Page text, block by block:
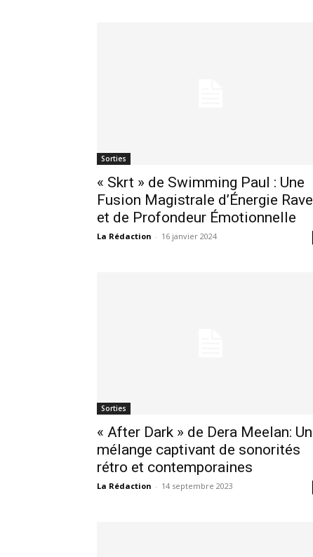
Sorties
« Skrt » de Swimming Paul : Une
Fusion Magistrale d’Énergie Rave
et de Profondeur Émotionnelle
La Rédaction - 16 janvier 2024
Sorties
« After Dark » de Dera Meelan: Un
mélange captivant de sonorités
rétro et contemporaines
La Rédaction - 14 septembre 2023